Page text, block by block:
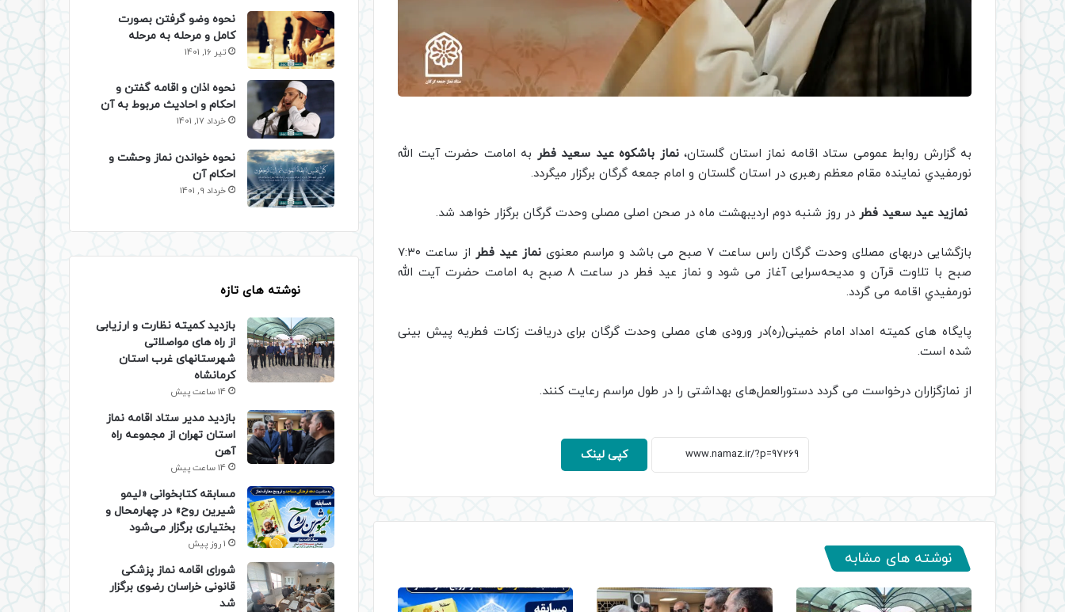
به گزارش روابط عمومی ستاد اقامه نماز استان گلستان،نماز باشکوه عید سعید فطر به امامت حضرت آيت الله
نورمفيدي نماينده مقام معظم رهبری در استان گلستان و امام جمعه گرگان برگزار میگردد.
نمازید عید سعید فطر در روز شنبه دوم اردیبهشت ماه در صحن اصلی مصلی وحدت گرگان برگزار خواهد شد.
بازگشایی دربهای مصلای وحدت گرگان راس ساعت ۷ صبح می باشد و مراسم معنوی نماز عید فطر
از ساعت ۷:۳۰
صبح با تلاوت قرآن و مدیحه‌سرایی آغاز می شود و نماز عید فطر در ساعت ٨ صبح به امامت حضرت آيت الله
نورمفيدي اقامه می گردد.
پایگاه های کمیته امداد امام خمینی(ره)در ورودی های مصلی وحدت گرگان برای دریافت زکات فطریه پیش بینی
شده است.
از نمازگزاران درخواست می گردد دستورالعمل‌های بهداشتی را در طول مراسم رعایت کنند.
کپی لینک
نوشته های مشابه
نحوه وضو گرفتن بصورت
کامل و مرحله به مرحله
تیر 16, 1401
نحوه اذان و اقامه گفتن و
احکام و احادیث مربوط به آن
خرداد 17, 1401
نحوه خواندن نماز وحشت و
احکام آن
خرداد 9, 1401
نوشته های تازه
بازدید کمیته نظارت و ارزیابی
از راه های مواصلاتی
شهرستانهای غرب استان
کرمانشاه
14 ساعت پیش
بازدید مدیر ستاد اقامه نماز
استان تهران از مجموعه راه
آهن
14 ساعت پیش
مسابقه کتابخوانی «لیمو
شیرین روح» در چهارمحال و
بختیاری برگزار می‌شود
1 روز پیش
شورای اقامه نماز پزشکی
قانونی خراسان رضوی برگزار
شد